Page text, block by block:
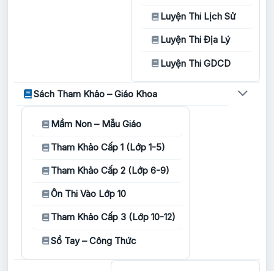
Luyện Thi Lịch Sử
Luyện Thi Địa Lý
Luyện Thi GDCD
Sách Tham Khảo – Giáo Khoa
Mầm Non – Mẫu Giáo
Tham Khảo Cấp 1 (Lớp 1-5)
Tham Khảo Cấp 2 (Lớp 6-9)
Ôn Thi Vào Lớp 10
Tham Khảo Cấp 3 (Lớp 10-12)
Sổ Tay – Công Thức